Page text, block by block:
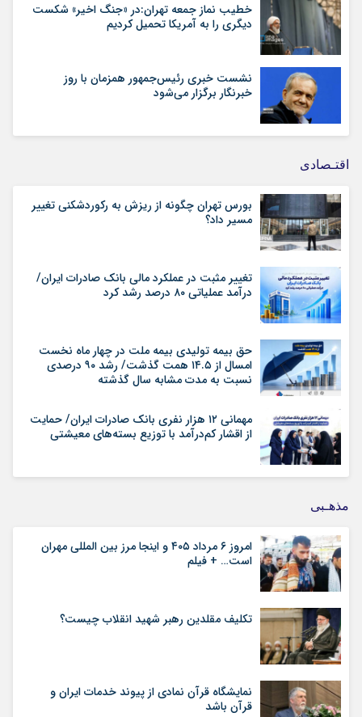
خطیب نماز جمعه تهران:در «جنگ اخیر» شکست
دیگری را به آمریکا تحمیل کردیم
نشست خبری رئیس‌جمهور همزمان با روز
خبرنگار برگزار می‌شود
اقتـصادی
بورس تهران چگونه از ریزش به رکوردشکنی تغییر
مسیر داد؟
تغییر مثبت در عملکرد مالی بانک صادرات ایران/
درآمد عملیاتی ۸۰ درصد رشد کرد
حق بیمه تولیدی بیمه ملت در چهار ماه نخست
امسال از ۱۴.۵ همت گذشت/ رشد ۹۰ درصدی
نسبت به مدت مشابه سال گذشته
مهمانی ۱۲ هزار نفری بانک صادرات ایران/ حمایت
از اقشار کم‌درآمد با توزیع بسته‌های معیشتی
مذهـبی
امروز ۶ مرداد ۴۰۵ و اینجا مرز بین المللی مهران
است… + فیلم
تکلیف مقلدین رهبر شهید انقلاب چیست؟
نمایشگاه قرآن نمادی از پیوند خدمات ایران و
قرآن باشد